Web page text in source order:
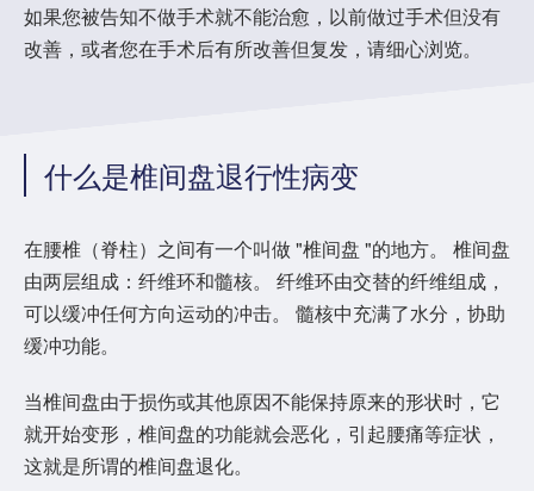
如果您被告知不做手术就不能治愈，以前做过手术但没有
改善，或者您在手术后有所改善但复发，请细心浏览。
什么是椎间盘退行性病变
在腰椎（脊柱）之间有一个叫做 "椎间盘 "的地方。 椎间盘
由两层组成：纤维环和髓核。 纤维环由交替的纤维组成，
可以缓冲任何方向运动的冲击。 髓核中充满了水分，协助
缓冲功能。
当椎间盘由于损伤或其他原因不能保持原来的形状时，它
就开始变形，椎间盘的功能就会恶化，引起腰痛等症状，
这就是所谓的椎间盘退化。